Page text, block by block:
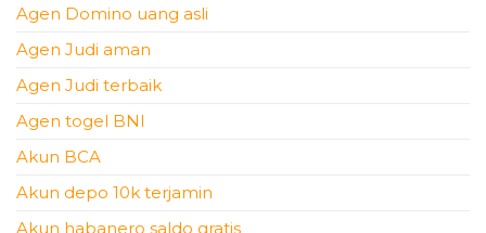
Agen Domino uang asli
Agen Judi aman
Agen Judi terbaik
Agen togel BNI
Akun BCA
Akun depo 10k terjamin
Akun habanero saldo gratis